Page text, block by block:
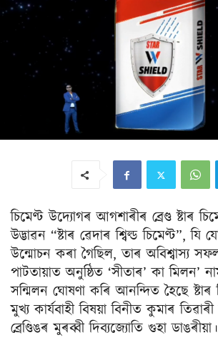
চিমেণ্ট উদ্যোগৰ আগশাৰীৰ ব্ৰেণ্ড ষ্টাৰ
উদ্ভাৱন “ষ্টাৰ ৱেদাৰ শ্বিল্ড চিমেণ্ট”, যি
উন্মোচন কৰা গৈছিল, তাৰ অবিশ্বাস্য
পাটতায়াত অনুষ্ঠিত ‘সীতাৰ’ কা মিলন’
সন্মিলন ঘোষণা কৰি আনন্দিত হৈছে ষ্টাৰ
মুখ্য কাৰ্যবাহী বিষয়া বিনীত কুমাৰ
ব্ৰেণ্ডিঙৰ মুৰব্বী দিব্যজ্যোতি গুহা ডাঙৰীয়া।